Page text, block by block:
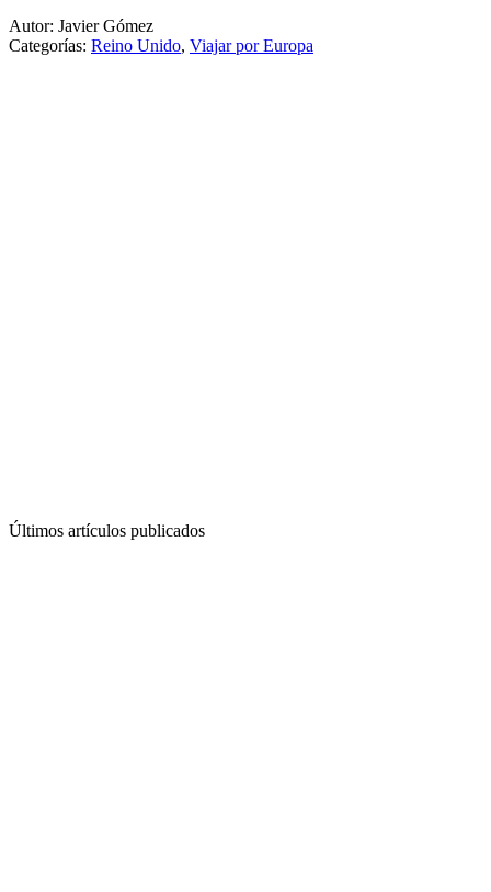
Autor: Javier Gómez
Categorías: Reino Unido, Viajar por Europa
Últimos artículos publicados